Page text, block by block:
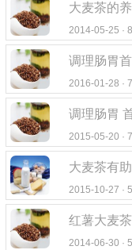
大麦茶的
2014-05-25 ·
调理肠胃
2016-01-28 ·
调理肠胃
2015-05-20 ·
大麦茶有
2015-10-27 ·
红薯大麦
2014-06-30 ·